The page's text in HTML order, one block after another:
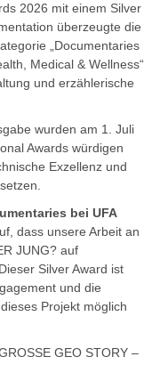
2026 mit einem Silver
überzeugte die
„Documentaries
Medical & Wellness“
und erzählerische
wurden am 1. Juli
Awards würdigen
Exzellenz und
bei UFA
dass unsere Arbeit an
JUNG? auf
Silver Award ist
und die
Projekt möglich
GEO STORY –